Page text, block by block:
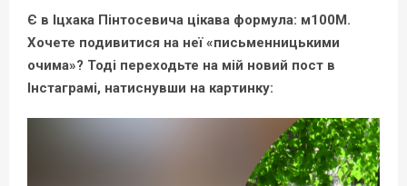
Є в Іцхака Пінтосевича цікава формула: м100М.
Хочете подивитися на неї «письменницькими
очима»? Тоді переходьте на мій новий пост в
Інстаграмі, натиснувши на картинку: